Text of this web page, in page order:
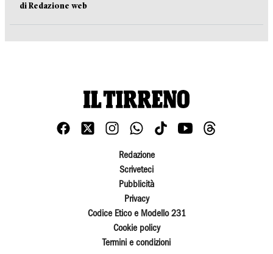
di Redazione web
Redazione
Scriveteci
Pubblicità
Privacy
Codice Etico e Modello 231
Cookie policy
Termini e condizioni